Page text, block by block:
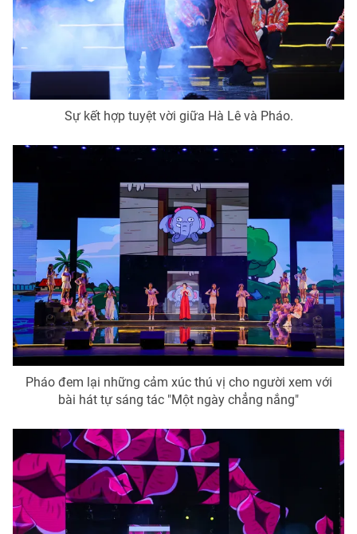
Cơ quan báo chí:
Thời báo VTV
Giấy phép hoạt động báo in và báo điện tử số 483/GP-BTTTT
cấp ngày 29/12/2023
Tổng Biên tập:Vũ Thanh Thủy
Phó Tổng Biên tập:
Nguyễn Thị Mỹ Hạnh, Phạm Quốc Thắng,
Nguyễn Trọng Ninh
Ðiện thoại Thời báo VTV:
024.66 897 897
Liên hệ quảng cáo:
024-7300.7108
thuận bằng văn bản. Ghi rõ nguồn VTV.vn khi phát hành lại
thông tin từ website này.
Sự kết hợp tuyệt vời giữa Hà Lê và Pháo.
Pháo đem lại những cảm xúc thú vị cho người xem với
bài hát tự sáng tác "Một ngày chẳng nắng"